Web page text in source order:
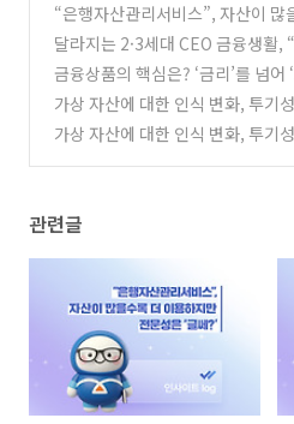
“은행자산관리서비스”, 자산이 많
하지만 전문성은 ‘글쎄?’ (1)
달라지는 2·3세대 CEO 금융생활,
님과 달라요”
(0)
금융상품의 핵심은? ‘금리’를 넘어
계’로
(0)
가상 자산에 대한 인식 변화, 투기
자 자산으로! (2)
(0)
가상 자산에 대한 인식 변화, 투기
관련글